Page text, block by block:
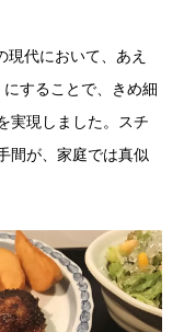
現代において、あえ
することで、きめ細
実現しました。スチ
間が、家庭では真似